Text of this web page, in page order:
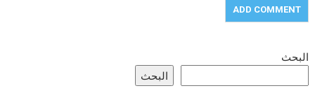
البحث
البحث